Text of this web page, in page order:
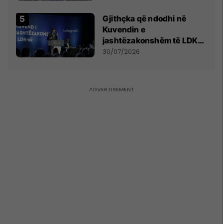
Gjithçka që ndodhi në
Kuvendin e
jashtëzakonshëm të LDK-
së
30/07/2026